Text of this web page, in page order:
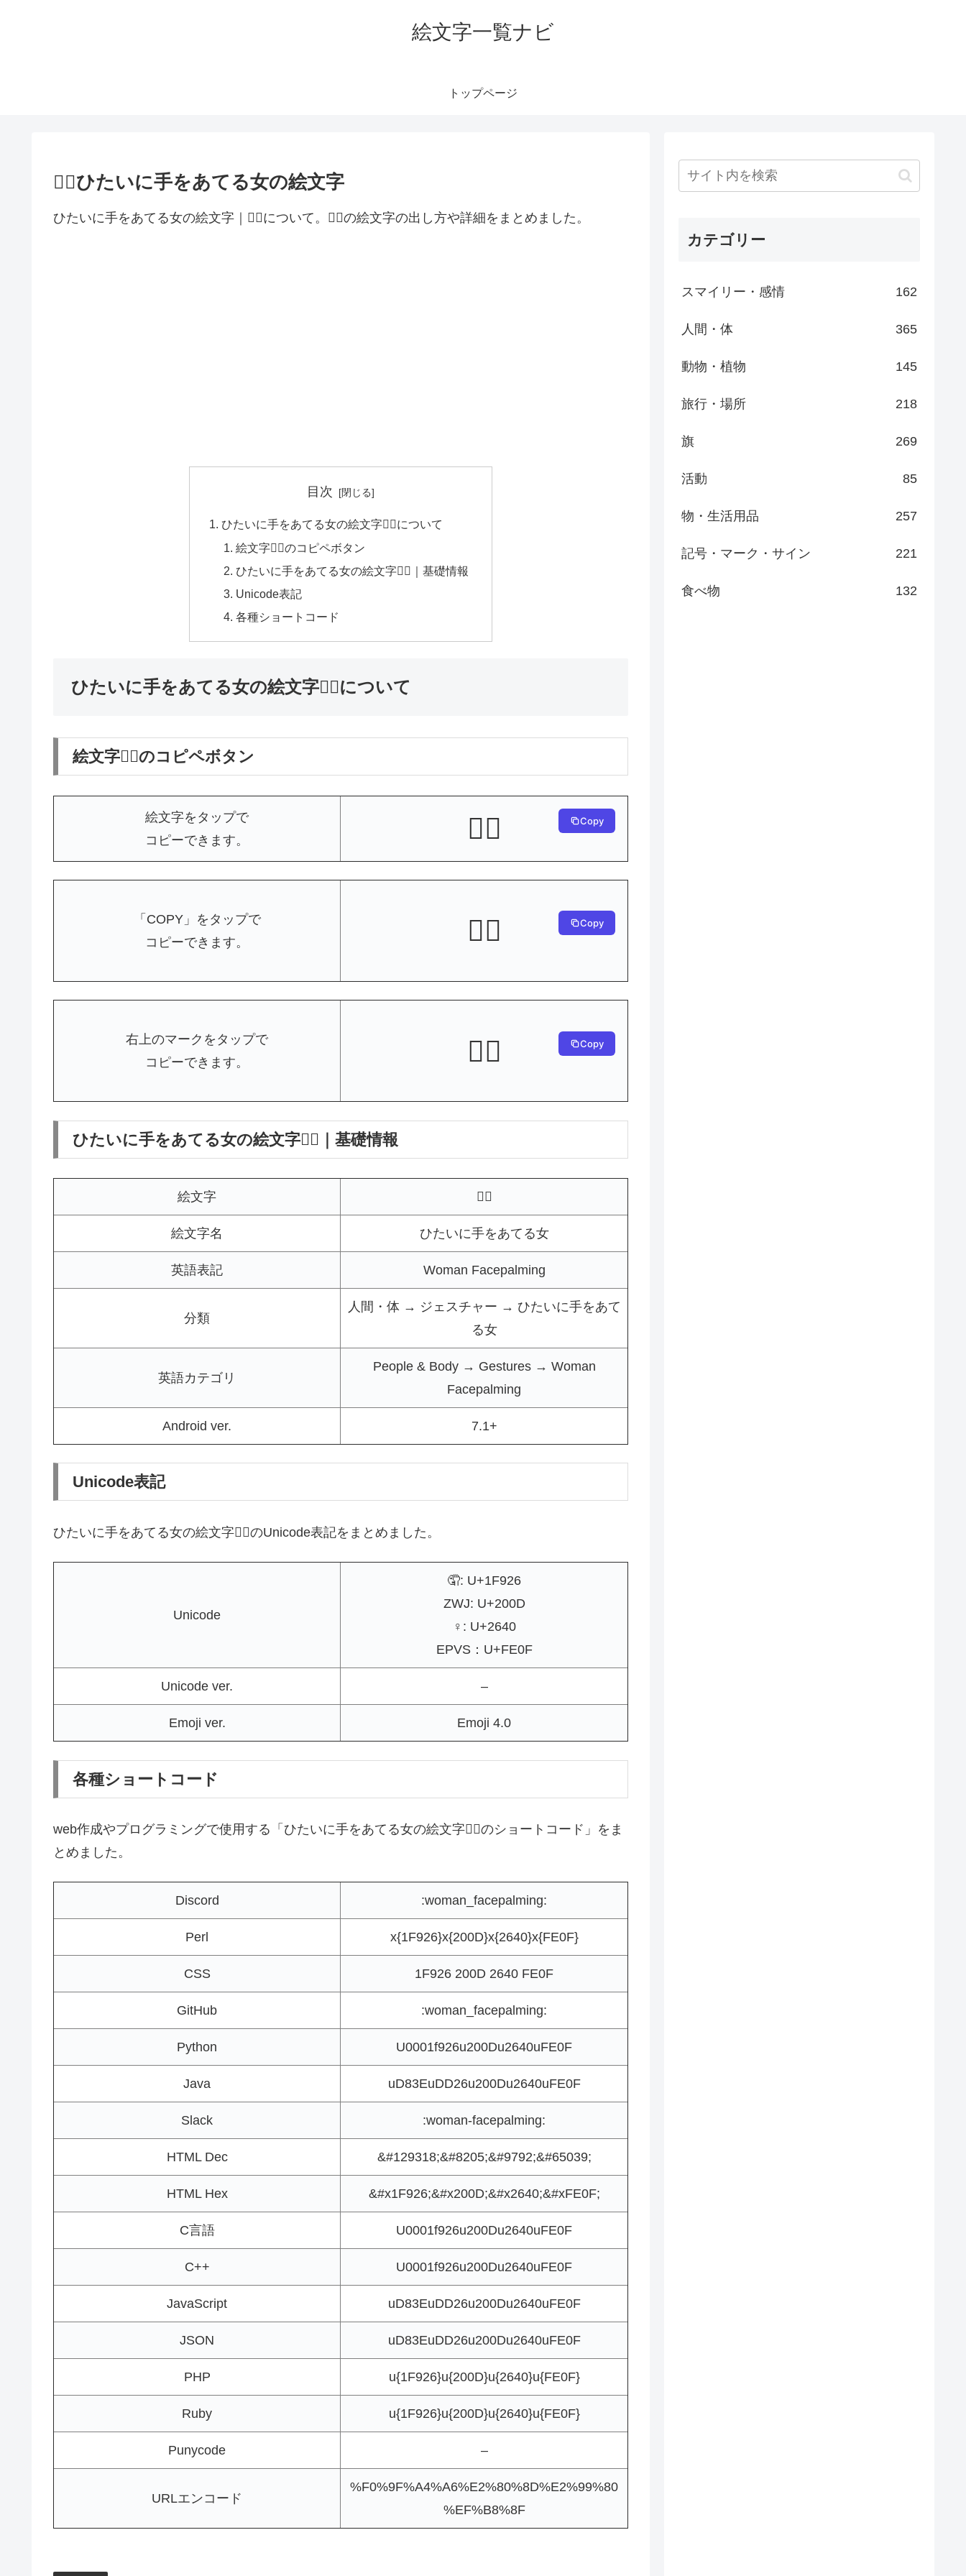
絵文字一覧ナビ
トップページ
🤦‍♀️ひたいに手をあてる女の絵文字
ひたいに手をあてる女の絵文字｜🤦‍♀️について。🤦‍♀️の絵文字の出し方や詳細をまとめました。
目次
ひたいに手をあてる女の絵文字🤦‍♀️について
絵文字🤦‍♀️のコピペボタン
ひたいに手をあてる女の絵文字🤦‍♀️｜基礎情報
Unicode表記
各種ショートコード
ひたいに手をあてる女の絵文字🤦‍♀️について
絵文字🤦‍♀️のコピペボタン
絵文字をタップで
コピーできます。
🤦‍♀️ Copy
「COPY」をタップで
コピーできます。
🤦‍♀️ Copy
右上のマークをタップで
コピーできます。
🤦‍♀️ Copy
ひたいに手をあてる女の絵文字🤦‍♀️｜基礎情報
絵文字 🤦‍♀️
絵文字名 ひたいに手をあてる女
英語表記 Woman Facepalming
分類
人間・体 → ジェスチャー → ひたいに手をあて
る女
英語カテゴリ
People & Body → Gestures → Woman
Facepalming
Android ver. 7.1+
Unicode表記
ひたいに手をあてる女の絵文字🤦‍♀️のUnicode表記をまとめました。
Unicode
🤦: U+1F926
ZWJ: U+200D
♀: U+2640
EPVS：U+FE0F
Unicode ver. –
Emoji ver. Emoji 4.0
各種ショートコード
web作成やプログラミングで使用する「ひたいに手をあてる女の絵文字🤦‍♀️のショートコード」をま
とめました。
Discord :woman_facepalming:
Perl x{1F926}x{200D}x{2640}x{FE0F}
CSS 1F926 200D 2640 FE0F
GitHub :woman_facepalming:
Python U0001f926u200Du2640uFE0F
Java uD83EuDD26u200Du2640uFE0F
Slack :woman-facepalming:
HTML Dec &#129318;&#8205;&#9792;&#65039;
HTML Hex &#x1F926;&#x200D;&#x2640;&#xFE0F;
C言語 U0001f926u200Du2640uFE0F
C++ U0001f926u200Du2640uFE0F
JavaScript uD83EuDD26u200Du2640uFE0F
JSON uD83EuDD26u200Du2640uFE0F
PHP u{1F926}u{200D}u{2640}u{FE0F}
Ruby u{1F926}u{200D}u{2640}u{FE0F}
Punycode –
URLエンコード
%F0%9F%A4%A6%E2%80%8D%E2%99%80
%EF%B8%8F
カテゴリー
スマイリー・感情 162
人間・体 365
動物・植物 145
旅行・場所 218
旗 269
活動 85
物・生活用品 257
記号・マーク・サイン 221
食べ物 132